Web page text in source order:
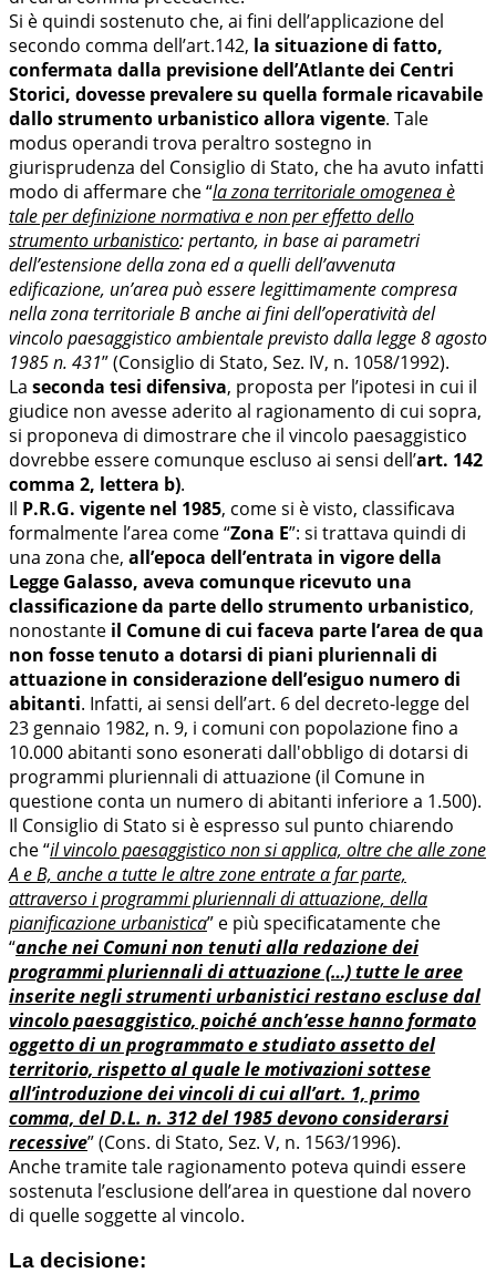
Si è quindi sostenuto che, ai fini dell’applicazione del
secondo comma dell’art.142, la situazione di fatto,
confermata dalla previsione dell’Atlante dei Centri
Storici, dovesse prevalere su quella formale ricavabile
dallo strumento urbanistico allora vigente. Tale
modus operandi trova peraltro sostegno in
giurisprudenza del Consiglio di Stato, che ha avuto infatti
modo di affermare che “la zona territoriale omogenea è
tale per definizione normativa e non per effetto dello
strumento urbanistico: pertanto, in base ai parametri
dell’estensione della zona ed a quelli dell’avvenuta
edificazione, un’area può essere legittimamente compresa
nella zona territoriale B anche ai fini dell’operatività del
vincolo paesaggistico ambientale previsto dalla legge 8 agosto
1985 n. 431” (Consiglio di Stato, Sez. IV, n. 1058/1992).
La seconda tesi difensiva, proposta per l’ipotesi in cui il
giudice non avesse aderito al ragionamento di cui sopra,
si proponeva di dimostrare che il vincolo paesaggistico
dovrebbe essere comunque escluso ai sensi dell’art. 142
comma 2, lettera b).
Il P.R.G. vigente nel 1985, come si è visto, classificava
formalmente l’area come “Zona E”: si trattava quindi di
una zona che, all’epoca dell’entrata in vigore della
Legge Galasso, aveva comunque ricevuto una
classificazione da parte dello strumento urbanistico,
nonostante il Comune di cui faceva parte l’area de qua
non fosse tenuto a dotarsi di piani pluriennali di
attuazione in considerazione dell’esiguo numero di
abitanti. Infatti, ai sensi dell’art. 6 del decreto-legge del
23 gennaio 1982, n. 9, i comuni con popolazione fino a
10.000 abitanti sono esonerati dall'obbligo di dotarsi di
programmi pluriennali di attuazione (il Comune in
questione conta un numero di abitanti inferiore a 1.500).
Il Consiglio di Stato si è espresso sul punto chiarendo
che “il vincolo paesaggistico non si applica, oltre che alle zone
A e B, anche a tutte le altre zone entrate a far parte,
attraverso i programmi pluriennali di attuazione, della
pianificazione urbanistica” e più specificatamente che
“anche nei Comuni non tenuti alla redazione dei
programmi pluriennali di attuazione (…) tutte le aree
inserite negli strumenti urbanistici restano escluse dal
vincolo paesaggistico, poiché anch’esse hanno formato
oggetto di un programmato e studiato assetto del
territorio, rispetto al quale le motivazioni sottese
all’introduzione dei vincoli di cui all’art. 1, primo
comma, del D.L. n. 312 del 1985 devono considerarsi
recessive” (Cons. di Stato, Sez. V, n. 1563/1996).
Anche tramite tale ragionamento poteva quindi essere
sostenuta l’esclusione dell’area in questione dal novero
di quelle soggette al vincolo.
La decisione: